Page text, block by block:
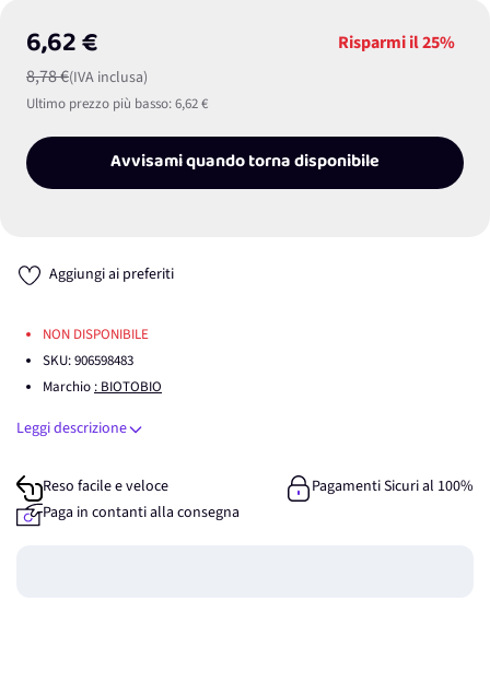
6,62 €
8,78 €(IVA inclusa)
Risparmi il25%
Ultimo prezzo più basso:6,62 €
Avvisami quando torna disponibile
Aggiungi ai preferiti
NON DISPONIBILE
SKU:906598483
Marchio : BIOTOBIO
Leggi descrizione
Reso facile e veloce
Pagamenti Sicuri al 100%
Paga in contanti alla consegna